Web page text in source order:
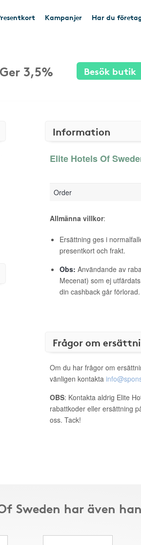
Kampanjer Har du
Ger 3,5% Besök butik
Information
Elite Hotels Of
Order
Allmänna villkor:
Ersättning ges i
presentkort och frakt.
Obs: Användande av
Mecenat) som ej
din cashback går förlorad.
Frågor om
Om du har frågor om
vänligen kontakta
OBS: Kontakta aldrig Elite
rabattkoder eller ersättning
oss. Tack!
Sweden har även